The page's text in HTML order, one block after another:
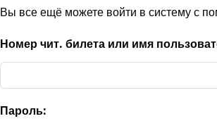
Вы все ещё можете войти в систему с
Номер чит. билета или имя
Пароль: